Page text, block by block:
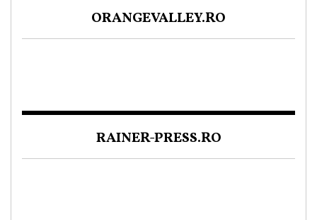
ORANGEVALLEY.RO
RAINER-PRESS.RO